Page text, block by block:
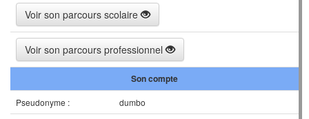
Voir son parcours scolaire
Voir son parcours professionnel
Son compte
Pseudonyme :
dumbo